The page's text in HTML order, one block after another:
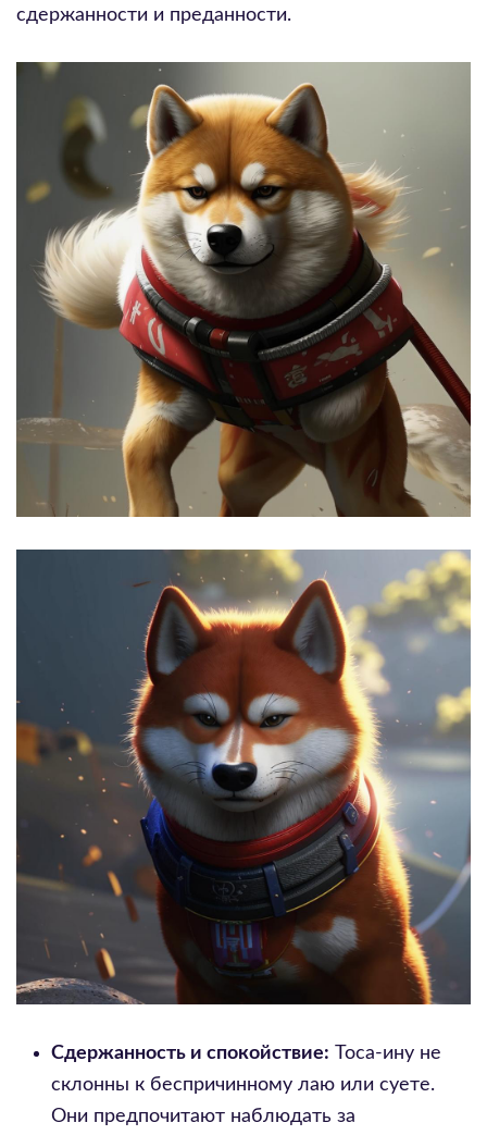
сдержанности и преданности.
Сдержанность и спокойствие: Тоса-ину не
склонны к беспричинному лаю или суете.
Они предпочитают наблюдать за